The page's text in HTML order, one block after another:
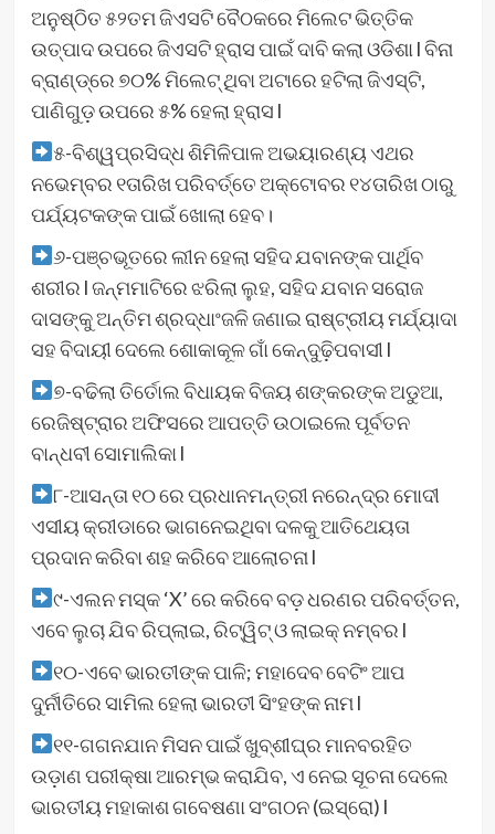
ଅନୁଷ୍ଠିତ ୫୨ତମ ଜିଏସଟି ବୈଠକରେ ମିଲେଟ ଭିତ୍ତିକ
ଉତ୍ପାଦ ଉପରେ ଜିଏସଟି ହ୍ରାସ ପାଇଁ ଦାବି କଲା ଓଡିଶା l ବିନା
ବ୍ରାଣ୍ଡ୍‌ରେ ୭୦% ମିଲେଟ୍ ଥିବା ଅଟାରେ ହଟିଲା ଜିଏସ୍‌ଟି,
ପାଣିଗୁଡ଼ ଉପରେ ୫% ହେଲା ହ୍ରାସ l
୫-ବିଶ୍ୱପ୍ରସିଦ୍ଧ ଶିମିଳିପାଳ ଅଭୟାରଣ୍ୟ ଏଥର
ନଭେମ୍ବର ୧ତାରିଖ ପରିବର୍ତ୍ତେ ଅକ୍ଟୋବର ୧୪ତାରିଖ ଠାରୁ
ପର୍ଯ୍ୟଟକଙ୍କ ପାଇଁ ଖୋଲା ହେବ।
୬-ପଞ୍ଚଭୂତରେ ଲୀନ ହେଲା ସହିଦ ଯବାନଙ୍କ ପାର୍ଥିବ
ଶରୀର l ଜନ୍ମମାଟିରେ ଝରିଲା ଲୁହ, ସହିଦ ଯବାନ ସରୋଜ
ଦାସଙ୍କୁ ଅନ୍ତିମ ଶ୍ରଦ୍ଧାଂଜଳି ଜଣାଇ ରାଷ୍ଟ୍ରୀୟ ମର୍ଯ୍ୟାଦା
ସହ ବିଦାୟୀ ଦେଲେ ଶୋକାକୂଳ ଗାଁ କେନ୍ଦୁଢ଼ିପବାସୀ l
୭-ବଢିଲା ତିର୍ତୋଲ ବିଧାୟକ ବିଜୟ ଶଙ୍କରଙ୍କ ଅଡୁଆ,
ରେଜିଷ୍ଟ୍ରାର ଅଫିସରେ ଆପତ୍ତି ଉଠାଇଲେ ପୂର୍ବତନ
ବାନ୍ଧବୀ ସୋମାଲିକା l
୮-ଆସନ୍ତା ୧୦ ରେ ପ୍ରଧାନମନ୍ତ୍ରୀ ନରେନ୍ଦ୍ର ମୋଦୀ
ଏସୀୟ କ୍ରୀଡାରେ ଭାଗନେଇଥିବା ଦଳକୁ ଆତିଥେୟତା
ପ୍ରଦାନ କରିବା ଶହ କରିବେ ଆଲୋଚନା l
୯-ଏଲନ ମସ୍କ ‘X’ ରେ କରିବେ ବଡ଼ ଧରଣର ପରିବର୍ତ୍ତନ,
ଏବେ ଲୁଚା ଯିବ ରିପ୍ଲାଇ, ରିଟ୍ୱିଟ୍‌ ଓ ଲାଇକ୍ ନମ୍ବର l
୧୦-ଏବେ ଭାରତୀଙ୍କ ପାଳି; ମହାଦେବ ବେଟିଂ ଆପ
ଦୁର୍ନୀତିରେ ସାମିଲ ହେଲା ଭାରତୀ ସିଂହଙ୍କ ନାମ l
୧୧-ଗଗନଯାନ ମିସନ ପାଇଁ ଖୁବ୍‌ଶୀଘ୍ର ମାନବରହିତ
ଉଡ଼ାଣ ପରୀକ୍ଷା ଆରମ୍ଭ କରାଯିବ, ଏ ନେଇ ସୂଚନା ଦେଲେ
ଭାରତୀୟ ମହାକାଶ ଗବେଷଣା ସଂଗଠନ (ଇସ୍ରୋ) l